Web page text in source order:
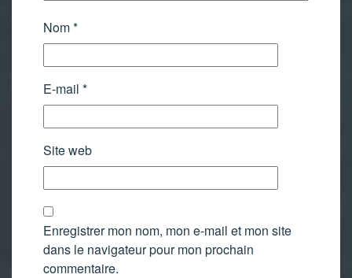
Nom*
E-mail *
Site web
Enregistrer mon nom, mon e-mail et mon site
dans le navigateur pour mon prochain
commentaire.